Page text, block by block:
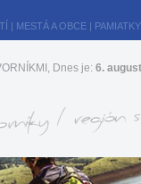
| MESTÁ A OBCE | PAMIATKY
Dnes je: 6.